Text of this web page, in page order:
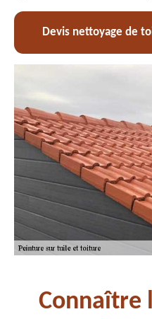
Devis nettoyage de
Connaître